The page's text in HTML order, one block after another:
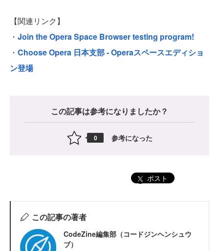
【関連リンク】
・ Join the Opera Space Browser testing program!
・ Choose Opera 日本支部 - Operaスペースエディショ
ン登場
この記事は参考になりましたか？
0 参考になった
ポスト
この記事の著者
CodeZine編集部（コードジンヘンシュウ
ブ）